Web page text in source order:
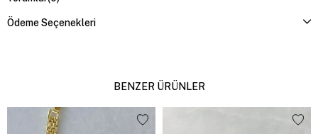
Ödeme Seçenekleri
BENZER ÜRÜNLER